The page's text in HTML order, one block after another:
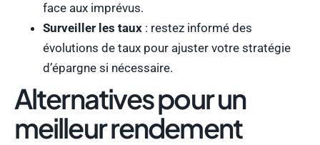
face aux imprévus.
Surveiller les taux : restez informé des
évolutions de taux pour ajuster votre stratégie
d’épargne si nécessaire.
Alternatives pour un
meilleur rendement